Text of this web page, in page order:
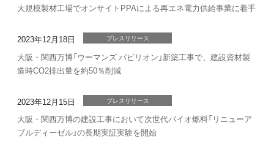
大規模製材工場でオンサイトPPAによる再エネ電力供給事業に着手
2023年12月18日 プレスリリース
大阪・関西万博「ウーマンズ パビリオン」新築工事で、建設資材製
造時CO2排出量を約50％削減
2023年12月15日 プレスリリース
大阪・関西万博の建設工事において次世代バイオ燃料「リニューア
ブルディーゼル」の長期実証実験を開始